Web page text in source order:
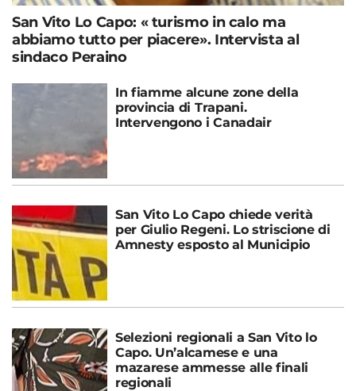
San Vito Lo Capo: « turismo in calo ma
abbiamo tutto per piacere». Intervista al
sindaco Peraino
In fiamme alcune zone della
provincia di Trapani.
Intervengono i Canadair
San Vito Lo Capo chiede verità
per Giulio Regeni. Lo striscione di
Amnesty esposto al Municipio
Selezioni regionali a San Vito lo
Capo. Un’alcamese e una
mazarese ammesse alle finali
regionali